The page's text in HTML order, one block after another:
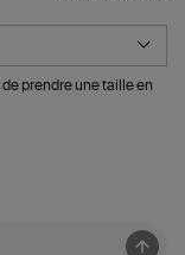
prendre une taille en